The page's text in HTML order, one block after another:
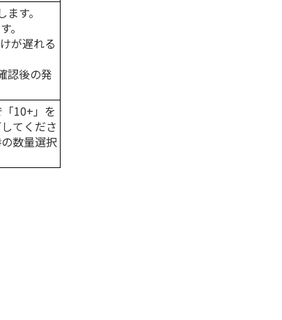
す。
。
が遅れる
認後の発
10+」を
てくださ
数量選択